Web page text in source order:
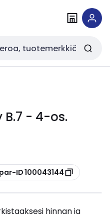
B.7 - 4-os.
ID 100043144
hinnan ja